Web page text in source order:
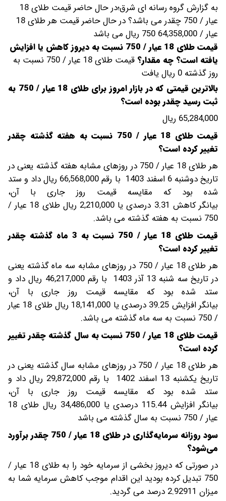
به گزارش گروه رسانه ای شرق؛‌در حال حاضر قیمت طلای 18
عیار / 750 چقدر می باشد؟
در حال حاضر قیمت هر طلای 18
عیار / 750 64,358,000 ریال می باشد
قیمت طلای 18 عیار / 750 نسبت به دیروز کاهش یا افزایش
یافته است؟ چه مقدار؟
قیمت طلای 18 عیار / 750 نسبت به
روز گذشته 0 ریال یافت
بالاترین قیمتی که در بازار امروز برای طلای 18 عیار / 750 به
ثبت رسید چقدر بوده است؟
65,284,000 ریال
قیمت طلای 18 عیار / 750 نسبت به هفته گذشته چقدر
تغییر کرده است؟
هر طلای 18 عیار / 750 در روزهای مشابه هفته گذشته یعنی در
تاریخ دوشنبه 6 اسفند 1403 با رقم 66,568,000 ریال داد و ستد
شده بود که مقایسه قیمت روز جاری با آن،
بیانگر کاهش 3.31 درصدی یا 2,210,000 ریال طلای 18 عیار /
750 نسبت به هفته گذشته می باشد.
قیمت طلای 18 عیار / 750 نسبت به 3 ماه گذشته چقدر
تغییر کرده است؟
هر طلای 18 عیار / 750 در روزهای مشابه سه ماه گذشته یعنی
در تاریخ سه شنبه 13 آذر 1403 با رقم 46,217,000 ریال داد و
ستد شده بود که مقایسه قیمت روز جاری با آن،
بیانگر افزایش 39.25 درصدی یا 18,141,000 ریال طلای 18 عیار
/ 750 نسبت به سه ماه گذشته می باشد.
قیمت طلای 18 عیار / 750 نسبت به سال گذشته چقدر تغییر
کرده است؟
هر طلای 18 عیار / 750 در روزهای مشابه سال گذشته یعنی در
تاریخ یکشنبه 13 اسفند 1402 با رقم 29,872,000 ریال داد و
ستد شده بود که مقایسه قیمت روز جاری با آن،
بیانگر افزایش 115.44 درصدی یا 34,486,000 ریال طلای 18
عیار / 750 نسبت به سال گذشته می باشد
سود روزانه سرمایه‌گذاری در طلای 18 عیار / 750 چقدر برآورد
می‌شود؟
در صورتی که دیروز بخشی از سرمایه خود را به طلای 18 عیار /
750 تبدیل کرده بودید این اقدام موجب کاهش سرمایه شما به
میزان 2.92911 درصد می گردید.